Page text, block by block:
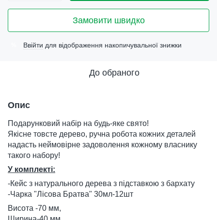
Замовити швидко
Ввійти для відображення накопичувальної знижки
До обраного
Опис
Подарунковий набір на будь-яке свято!
Якісне товсте дерево, ручна робота кожних деталей
надасть неймовірне задоволення кожному власнику
такого набору!
У комплекті:
-Кейс з натурального дерева з підставкою з бархату
-Чарка "Лісова Братва" 30мл-12шт
Висота -70 мм,